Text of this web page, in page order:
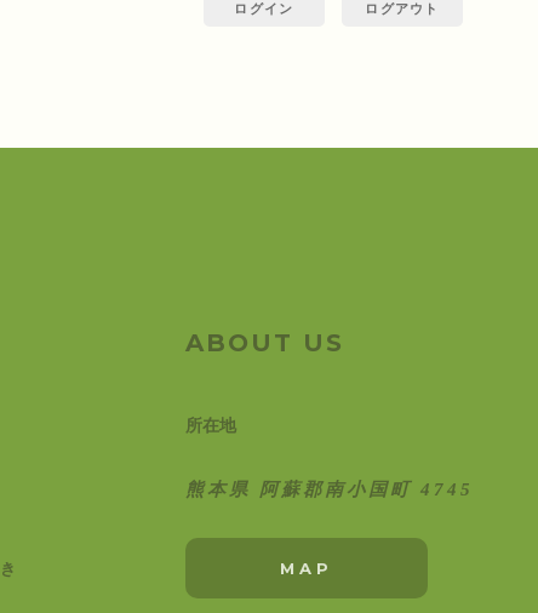
ログイン ログアウト
ABOUT US
所在地
熊本県 阿蘇郡南小国町 4745
MAP